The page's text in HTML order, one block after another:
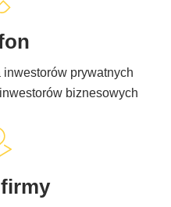
inwestorów prywatnych
biznesowych